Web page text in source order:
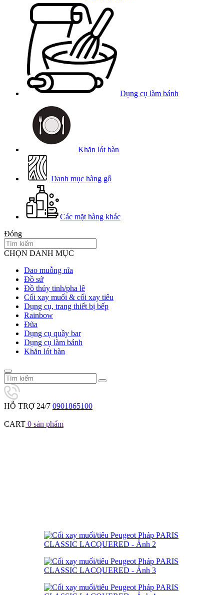
Dụng cụ làm bánh
Khăn lót bàn
Danh mục hàng gỗ
Các mặt hàng khác
Đóng
CHỌN DANH MỤC
Dao muỗng nĩa
Đồ sứ
Đồ thủy tinh/pha lê
Cối xay muối & cối xay tiêu
Dụng cụ, trang thiết bị bếp
Rainbow
Đũa
Dụng cụ quầy bar
Dụng cụ làm bánh
Khăn lót bàn
HỖ TRỢ 24/7 0901865100
CART 0 sản phẩm